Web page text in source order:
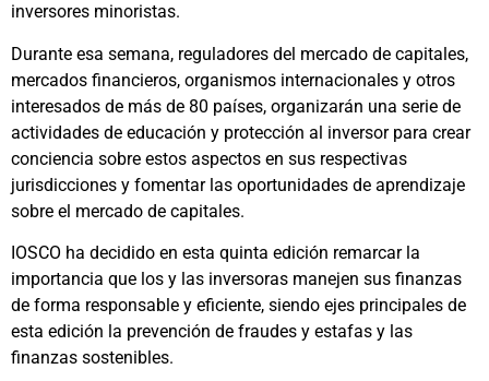
inversores minoristas.
Durante esa semana, reguladores del mercado de capitales,
mercados financieros, organismos internacionales y otros
interesados de más de 80 países, organizarán una serie de
actividades de educación y protección al inversor para crear
conciencia sobre estos aspectos en sus respectivas
jurisdicciones y fomentar las oportunidades de aprendizaje
sobre el mercado de capitales.
IOSCO ha decidido en esta quinta edición remarcar la
importancia que los y las inversoras manejen sus finanzas
de forma responsable y eficiente, siendo ejes principales de
esta edición la prevención de fraudes y estafas y las
finanzas sostenibles.